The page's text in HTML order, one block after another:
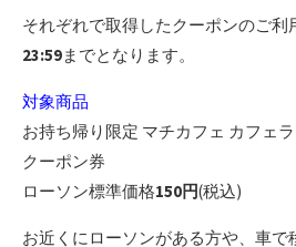
それぞれで取得したクーポンのご利
23:59までとなります。
対象商品
お持ち帰り限定 マチカフェ カフ
クーポン券
ローソン標準価格150円(税込)
お近くにローソンがある方や、車で